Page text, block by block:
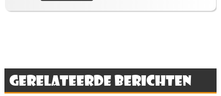
Gerelateerde berichten